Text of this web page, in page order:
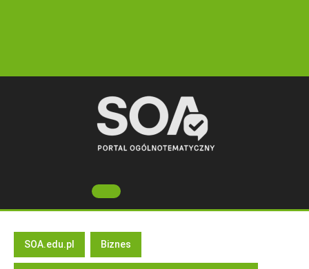
Open
Button
SOA.edu.pl Biznes